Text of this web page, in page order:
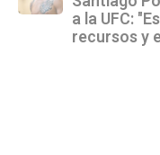
a la UFC:
recursos y